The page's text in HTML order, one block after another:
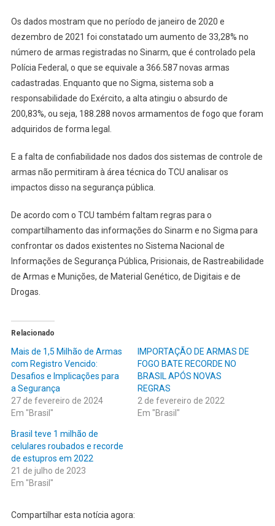
Os dados mostram que no período de janeiro de 2020 e
dezembro de 2021 foi constatado um aumento de 33,28% no
número de armas registradas no Sinarm, que é controlado pela
Polícia Federal, o que se equivale a 366.587 novas armas
cadastradas. Enquanto que no Sigma, sistema sob a
responsabilidade do Exército, a alta atingiu o absurdo de
200,83%, ou seja, 188.288 novos armamentos de fogo que foram
adquiridos de forma legal.
E a falta de confiabilidade nos dados dos sistemas de controle de
armas não permitiram à área técnica do TCU analisar os
impactos disso na segurança pública.
De acordo com o TCU também faltam regras para o
compartilhamento das informações do Sinarm e no Sigma para
confrontar os dados existentes no Sistema Nacional de
Informações de Segurança Pública, Prisionais, de Rastreabilidade
de Armas e Munições, de Material Genético, de Digitais e de
Drogas.
Relacionado
Mais de 1,5 Milhão de Armas
com Registro Vencido:
Desafios e Implicações para
a Segurança
27 de fevereiro de 2024
Em "Brasil"
IMPORTAÇÃO DE ARMAS DE
FOGO BATE RECORDE NO
BRASIL APÓS NOVAS
REGRAS
2 de fevereiro de 2022
Em "Brasil"
Brasil teve 1 milhão de
celulares roubados e recorde
de estupros em 2022
21 de julho de 2023
Em "Brasil"
Compartilhar esta notícia agora: